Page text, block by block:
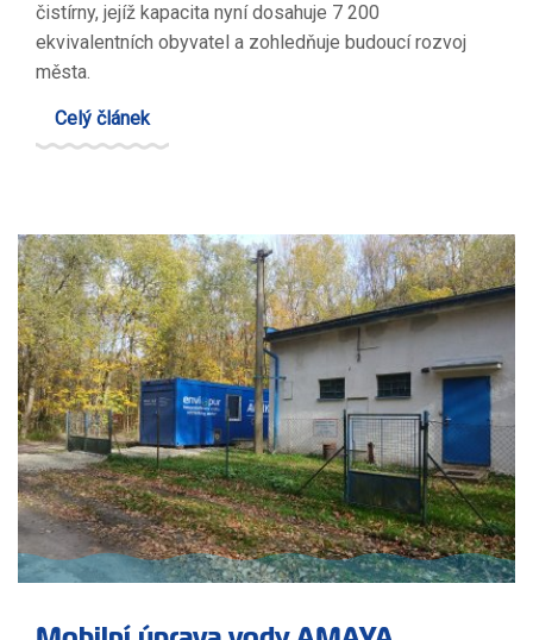
čistírny, jejíž kapacita nyní dosahuje 7 200
ekvivalentních obyvatel a zohledňuje budoucí rozvoj
města.
Celý článek